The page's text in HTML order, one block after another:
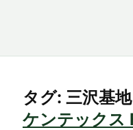
タグ: 三沢基地
ケンテックス